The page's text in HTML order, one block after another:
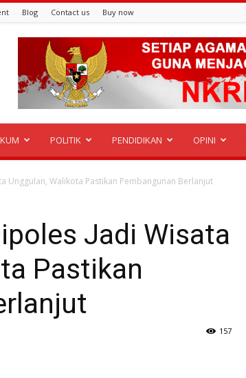
Blog Contact us Buy now
POLITIK PENDIDIKAN OPINI
Unggulan, Walikota Pastikan Pembangunan Berlanjut
Jadi Wisata
Pastikan
157